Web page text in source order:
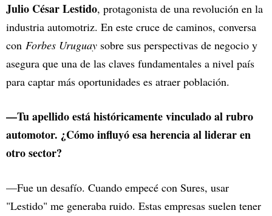
Julio César Lestido, protagonista de una revolución en la
industria automotriz. En este cruce de caminos, conversa
con Forbes Uruguay sobre sus perspectivas de negocio y
asegura que una de las claves fundamentales a nivel país
para captar más oportunidades es atraer población.
—Tu apellido está históricamente vinculado al rubro
automotor. ¿Cómo influyó esa herencia al liderar en
otro sector?
—Fue un desafío. Cuando empecé con Sures, usar
"Lestido" me generaba ruido. Estas empresas suelen tener